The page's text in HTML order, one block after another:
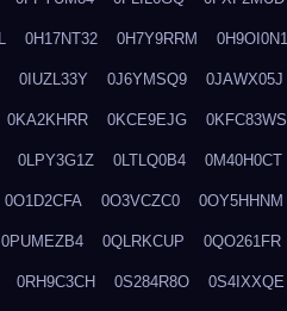
0H17NT32 0H7Y9RRM 0H9OI0N1
0IUZL33Y 0J6YMSQ9 0JAWX05J
0KA2KHRR 0KCE9EJG 0KFC83WS
0LPY3G1Z 0LTLQ0B4 0M40H0CT
0O1D2CFA 0O3VCZC0 0OY5HHNM
0PUMEZB4 0QLRKCUP 0QO261FR
0RH9C3CH 0S284R8O 0S4IXXQE